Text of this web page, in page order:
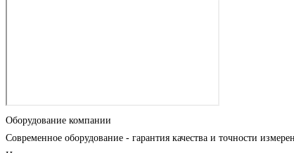
Оборудование компании
Современное оборудование - гарантия качества и точности